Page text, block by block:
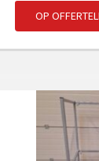
OP